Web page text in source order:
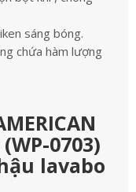
sáng bóng.
chứa hàm lượng
0703)
lavabo